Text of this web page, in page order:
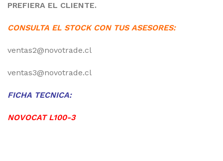
PREFIERA EL CLIENTE.
CONSULTA EL STOCK CON TUS ASESORES:
ventas2@novotrade.cl
ventas3@novotrade.cl
FICHA TECNICA:
NOVOCAT L100-3